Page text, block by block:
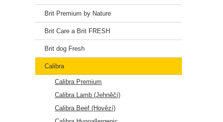
Brit Premium by Nature
Brit Care a Brit FRESH
Brit dog Fresh
Calibra
Calibra Premium
Calibra Lamb (Jehněčí)
Calibra Beef (Hovězí)